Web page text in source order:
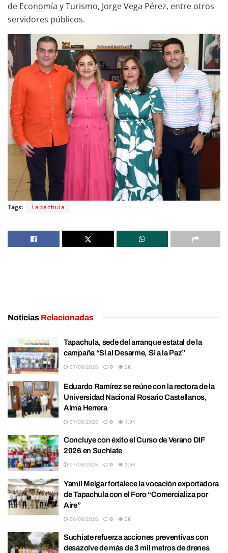
de Economía y Turismo, Jorge Vega Pérez, entre otros
servidores públicos.
Tags: Tapachula
Noticias Relacionadas
Tapachula, sede del arranque estatal de la
campaña “Sí al Desarme, Sí a la Paz”
07/08/2026 0 2K
Eduardo Ramírez se reúne con la rectora de la
Universidad Nacional Rosario Castellanos,
Alma Herrera
07/08/2026 0 1.9K
Concluye con éxito el Curso de Verano DIF
2026 en Suchiate
07/08/2026 0 1.9K
Yamil Melgar fortalece la vocación exportadora
de Tapachula con el Foro “Comercializa por
Aire”
06/08/2026 0 2K
Suchiate refuerza acciones preventivas con
desazolve de más de 3 mil metros de drenes